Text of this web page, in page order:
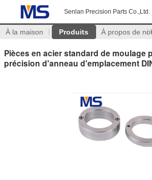
Senlan Precision Parts Co.,Ltd.
À la maison Produits À propos de
Pièces en acier standard de moulage
précision d'anneau d'emplacement